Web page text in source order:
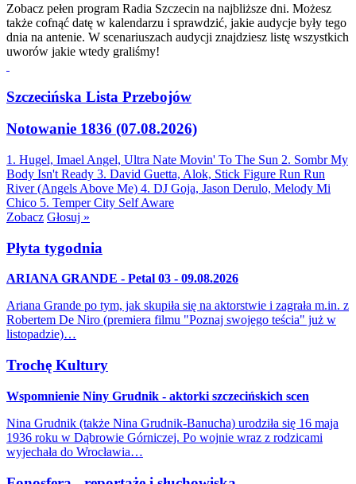
Zobacz pełen program Radia Szczecin na najbliższe dni. Możesz
także cofnąć datę w kalendarzu i sprawdzić, jakie audycje były tego
dnia na antenie. W scenariuszach audycji znajdziesz listę wszystkich
uworów jakie wtedy graliśmy!
Szczecińska Lista Przebojów
Notowanie 1836 (07.08.2026)
1. Hugel, Imael Angel, Ultra Nate Movin' To The Sun 2. Sombr My
Body Isn't Ready 3. David Guetta, Alok, Stick Figure Run Run
River (Angels Above Me) 4. DJ Goja, Jason Derulo, Melody Mi
Chico 5. Temper City Self Aware
Zobacz Głosuj »
Płyta tygodnia
ARIANA GRANDE - Petal 03 - 09.08.2026
Ariana Grande po tym, jak skupiła się na aktorstwie i zagrała m.in. z
Robertem De Niro (premiera filmu "Poznaj swojego teścia" już w
listopadzie)…
Trochę Kultury
Wspomnienie Niny Grudnik - aktorki szczecińskich scen
Nina Grudnik (także Nina Grudnik-Banucha) urodziła się 16 maja
1936 roku w Dąbrowie Górniczej. Po wojnie wraz z rodzicami
wyjechała do Wrocławia…